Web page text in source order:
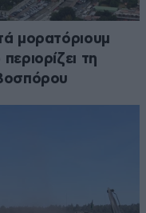
μορατόριουμ
τη